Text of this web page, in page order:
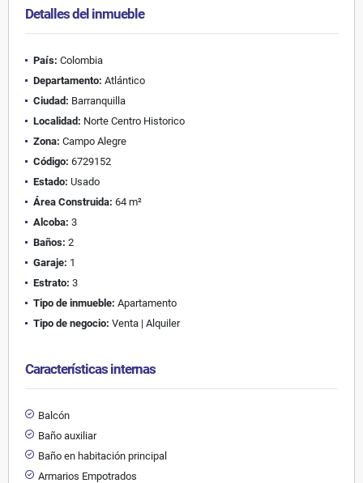
Detalles del inmueble
País: Colombia
Departamento: Atlántico
Ciudad: Barranquilla
Localidad: Norte Centro Historico
Zona: Campo Alegre
Código: 6729152
Estado: Usado
Área Construida: 64 m²
Alcoba: 3
Baños: 2
Garaje: 1
Estrato: 3
Tipo de inmueble: Apartamento
Tipo de negocio: Venta | Alquiler
Características internas
Balcón
Baño auxiliar
Baño en habitación principal
Armarios Empotrados